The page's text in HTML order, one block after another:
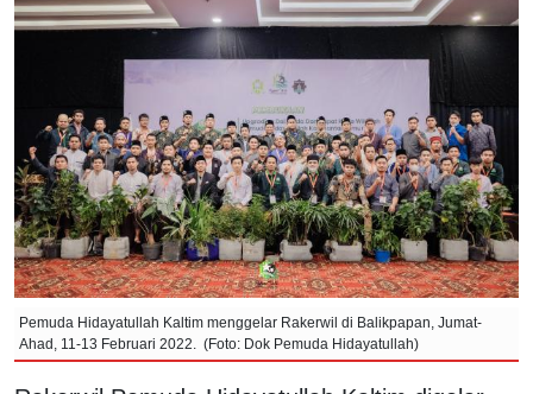
Pemuda Hidayatullah Kaltim menggelar Rakerwil di Balikpapan, Jumat-
Ahad, 11-13 Februari 2022. (Foto: Dok Pemuda Hidayatullah)